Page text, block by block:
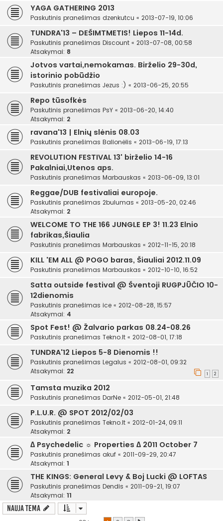
YAGA GATHERING 2013
Paskutinis pranešimas dzenkutcu « 2013-07-19, 10:06
TUNDRA'13 – DEŠIMTMETIS! Liepos 11-14d.
Paskutinis pranešimas Discount « 2013-07-08, 00:58
Atsakymai: 8
Jotvos vartai,nemokamas. Birželio 29-30d,
istorinio pobūdžio
Paskutinis pranešimas Jezus :) « 2013-06-25, 20:55
Repo tūsofkės
Paskutinis pranešimas PsY « 2013-06-20, 14:40
Atsakymai: 2
ravana'13 | Elnių slėnis 08.03
Paskutinis pranešimas Balionėlis « 2013-06-19, 17:13
REVOLUTION FESTIVAL 13' birželio 14-16
Pakalniai,Utenos aps.
Paskutinis pranešimas Marbauskas « 2013-06-09, 13:01
Reggae/DUB festivaliai europoje.
Paskutinis pranešimas 2bulumas « 2013-05-20, 02:46
Atsakymai: 2
WELCOME TO THE 166 JUNGLE EP 3! 11.23 Elnio
fabrikas,Šiaulia
Paskutinis pranešimas Marbauskas « 2012-11-15, 20:18
KILL 'EM ALL @ POGO baras, Šiauliai 2012.11.09
Paskutinis pranešimas Marbauskas « 2012-10-10, 16:52
Satta outside festival @ Šventoji RUGPJŪČIO 10-
12dienomis
Paskutinis pranešimas ice « 2012-08-28, 15:57
Atsakymai: 4
Spot Fest! @ Žalvario parkas 08.24-08.26
Paskutinis pranešimas Tekno.lt « 2012-08-01, 17:18
TUNDRA'12 Liepos 5-8 Dienomis !!
Paskutinis pranešimas Legalus « 2012-08-01, 09:32
Atsakymai: 22 1 2
Tamsta muzika 2012
Paskutinis pranešimas DarNe « 2012-05-01, 21:48
P.L.U.R. @ SPOT 2012/02/03
Paskutinis pranešimas Tekno.lt « 2012-01-24, 09:11
Atsakymai: 2
∆ Psychedelic ☼ Properties ∆ 2011 October 7
Paskutinis pranešimas akuf « 2011-09-29, 20:47
Atsakymai: 1
THE KINGS: General Levy & Boj Lucki @ LOFTAS
Paskutinis pranešimas Dendis « 2011-09-21, 19:07
Atsakymai: 11
Nauja tema